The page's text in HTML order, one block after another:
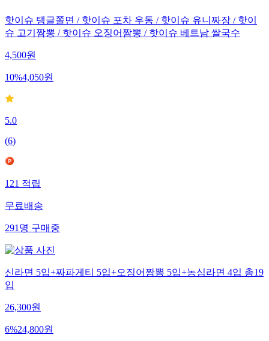
핫이슈 탱글쫄면 / 핫이슈 포차 우동 / 핫이슈 유니짜장 / 핫이
슈 고기짬뽕 / 핫이슈 오징어짬뽕 / 핫이슈 베트남 쌀국수
4,500원
10%4,050원
5.0
(6)
121적립
무료배송
291명구매중
신라면 5입+짜파게티 5입+오징어짬뽕 5입+농심라면 4입 총19
입
26,300원
6%24,800원